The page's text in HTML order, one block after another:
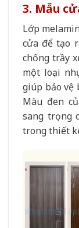
3. Mẫu
Lớp
cửa để tạo
chống trầy
một loại
giúp bảo vệ
Màu đen
sang trọng
trong thiết